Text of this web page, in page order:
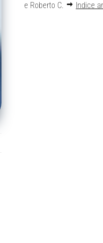
e Roberto C.
Indice